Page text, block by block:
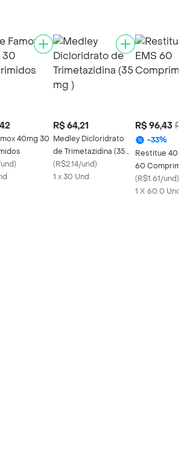
40mg 30
)
R$ 64,21
Medley Dicloridrato
de Trimetazidina (35
mg )
(R$2.14/und)
1 x 30 Und
R$ 96,43 R$
-33%
Restitue 40mg
60
(R$1.61/und)
1 X 60.0 Und